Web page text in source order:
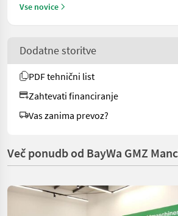
Vse novice
Dodatne storitve
PDF tehnični list
Zahtevati financiranje
Vas zanima prevoz?
Več ponudb od BayWa GMZ